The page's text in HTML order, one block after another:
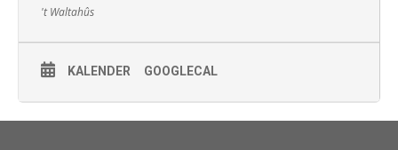
't Waltahûs
KALENDER GOOGLECAL